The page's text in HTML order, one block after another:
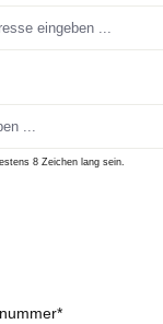
8 Zeichen lang sein.